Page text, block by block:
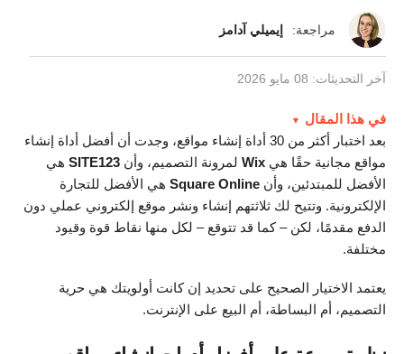
مراجعة: إيميلي آدامز
آخر التحديثات: 08 مايو 2026
في هذا المقال
بعد اختبار أكثر من 30 أداة إنشاء مواقع، وجدت أن أفضل أداة إنشاء
مواقع مجانية حقًا هي Wix لمرونة التصميم، وأن SITE123 هي
الأفضل للمبتدئين، وأن Square Online هي الأفضل للتجارة
الإلكترونية. وتتيح لك ثلاثتهم إنشاء ونشر موقع إلكتروني عملي دون
الدفع مقدمًا، لكن – كما قد تتوقع – لكل منها نقاط قوة وقيود
مختلفة.
يعتمد الاختيار الصحيح على تحديد إن كانت أولويتك هي حرية
التصميم، أم البساطة، أم البيع على الإنترنت.